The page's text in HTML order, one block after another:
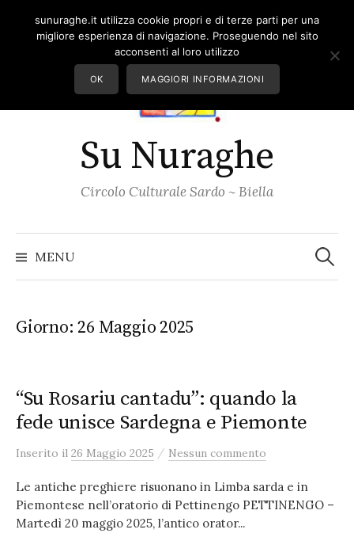
Su Nuraghe
Circolo Culturale Sardo ~ Biella
MENU per:
Giorno:26 Maggio 2025
“Su Rosariu cantadu”: quando la
fede unisce Sardegna e Piemonte
Inserito il 26 Maggio 2025 / Nessun commento
Le antiche preghiere risuonano in Limba sarda e in
Piemontese nell’oratorio di Pettinengo PETTINENGO –
Martedì 20 maggio 2025, l’antico orator...
sunuraghe.it utilizza cookie propri e di terze parti per una
migliore esperienza di navigazione. Proseguendo nel sito
acconsenti al loro utilizzo
OK MAGGIORI INFORMAZIONI